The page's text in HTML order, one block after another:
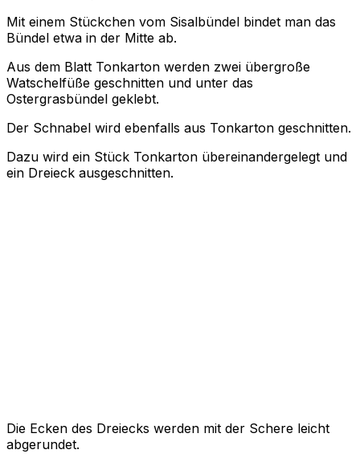
Mit einem Stückchen vom Sisalbündel bindet man das
Bündel etwa in der Mitte ab.
Aus dem Blatt Tonkarton werden zwei übergroße
Watschelfüße geschnitten und unter das
Ostergrasbündel geklebt.
Der Schnabel wird ebenfalls aus Tonkarton geschnitten.
Dazu wird ein Stück Tonkarton übereinandergelegt und
ein Dreieck ausgeschnitten.
Die Ecken des Dreiecks werden mit der Schere leicht
abgerundet.